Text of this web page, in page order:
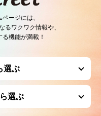
ージには、
るワクワク情報や、
機能が満載！
選ぶ
選ぶ